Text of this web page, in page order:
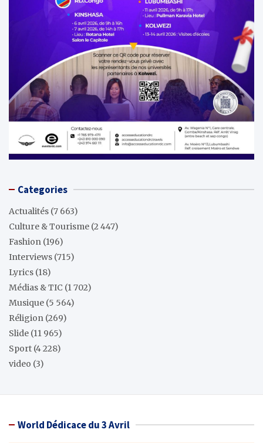
Categories
Actualités (7 663)
Culture & Tourisme (2 447)
Fashion (196)
Interviews (715)
Lyrics (18)
Médias & TIC (1 702)
Musique (5 564)
Réligion (269)
Slide (11 965)
Sport (4 228)
video (3)
World Dédicace du 3 Avril